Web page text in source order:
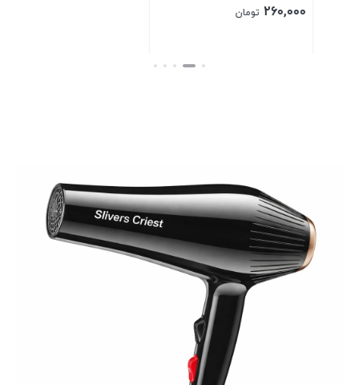
260,000 تومان
بستن